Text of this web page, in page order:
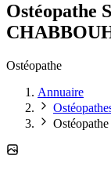
Ostéopathe
Ostéopathe
Annuaire